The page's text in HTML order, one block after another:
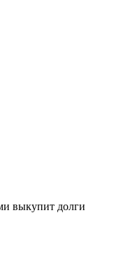
выкупит долги